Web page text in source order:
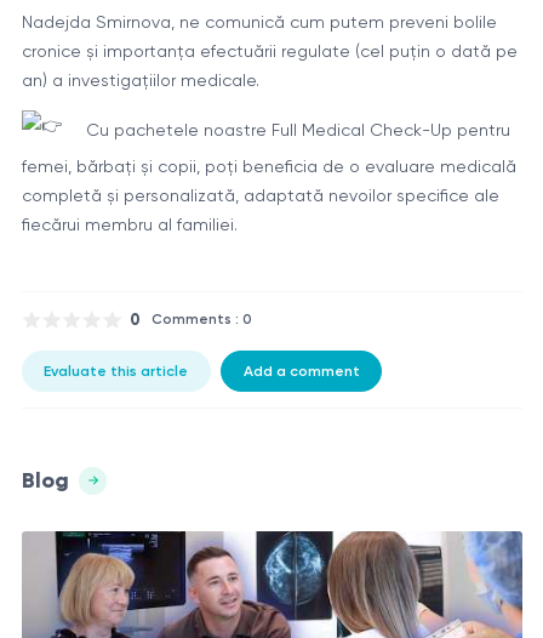
Nadejda Smirnova, ne comunică cum putem preveni bolile
cronice și importanța efectuării regulate (cel puțin o dată pe
an) a investigațiilor medicale.
Cu pachetele noastre Full Medical Check-Up pentru
femei, bărbați și copii, poți beneficia de o evaluare medicală
completă și personalizată, adaptată nevoilor specifice ale
fiecărui membru al familiei.
0 Comments : 0
Evaluate this article Add a comment
Blog